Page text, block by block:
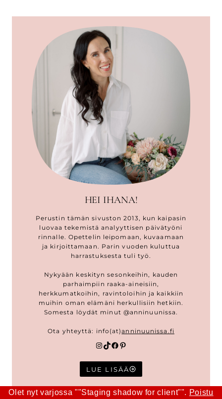
HEI IHANA!
Perustin tämän sivuston 2013, kun kaipasin
luovaa tekemistä analyyttisen päivätyöni
rinnalle. Opettelin leipomaan, kuvaamaan
ja kirjoittamaan. Parin vuoden kuluttua
harrastuksesta tuli työ.
Nykyään keskityn sesonkeihin, kauden
parhaimpiin raaka-aineisiin,
herkkumatkoihin, ravintoloihin ja kaikkiin
muihin oman elämäni herkullisiin hetkiin.
Somesta löydät minut @anninuunissa.
Ota yhteyttä: info(at)anninuunissa.fi
Instagram
TikTok
Facebook
Pinterest
LUE LISÄÄ
Olet nyt varjossa ""Staging shadow for client"". Poistu